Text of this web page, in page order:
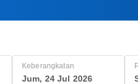
Keberangkatan
Jum, 24 Jul 2026